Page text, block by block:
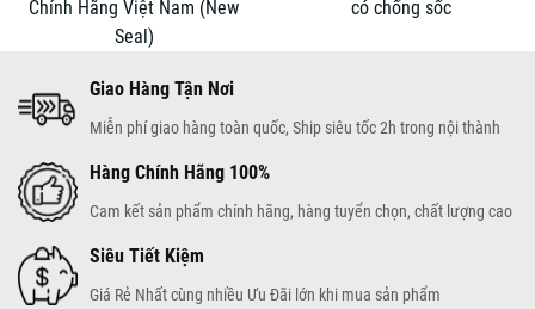
Chính Hãng Việt Nam (New
Seal)
có chống sốc
Giao Hàng Tận Nơi
Miễn phí giao hàng toàn quốc, Ship siêu tốc 2h trong nội thành
Hàng Chính Hãng 100%
Cam kết sản phẩm chính hãng, hàng tuyển chọn, chất lượng cao
Siêu Tiết Kiệm
Giá Rẻ Nhất cùng nhiều Ưu Đãi lớn khi mua sản phẩm